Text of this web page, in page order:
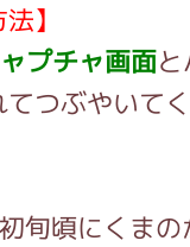
】
プチャ画面
てつぶやいて
旬頃にくま